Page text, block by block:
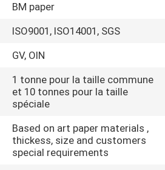
BM paper
ISO9001, ISO14001, SGS
GV, OIN
1 tonne pour la taille commune
et 10 tonnes pour la taille
spéciale
Based on art paper materials ,
thickess, size and customers
special requirements